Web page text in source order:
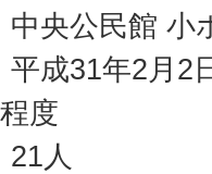
中央公民館 小
平成31年2月2
度
21人